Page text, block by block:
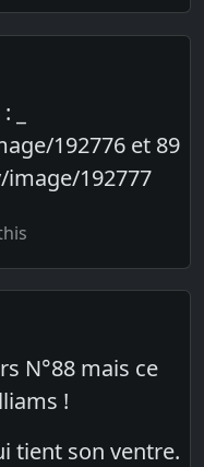
192776 et 89
image/192777
N°88 mais ce
!
tient son ventre.